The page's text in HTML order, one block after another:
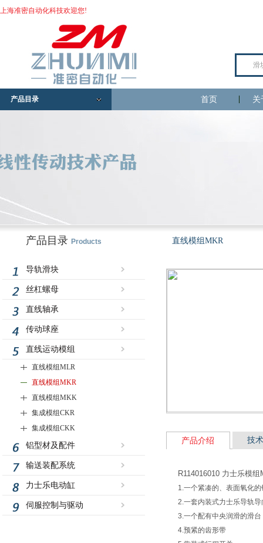
上海准密自动化科技欢迎您!
产品目录 首页 关
产品目录 Products
导轨滑块
丝杠螺母
直线轴承
传动球座
直线运动模组
直线模组MLR
直线模组MKR
直线模组MKK
集成模组CKR
集成模组CKK
铝型材及配件
输送装配系统
力士乐电动缸
伺服控制与驱动
直线模组MKR
产品介绍 技
R114016010 力士乐模组
1.一个紧凑的、表面氧化的
2.一套内装式力士乐导轨导
3.一个配有中央润滑的滑台
4.预紧的齿形带